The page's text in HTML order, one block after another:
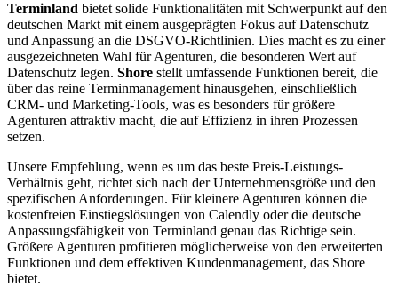
Terminland bietet solide Funktionalitäten mit Schwerpunkt auf den
deutschen Markt mit einem ausgeprägten Fokus auf Datenschutz
und Anpassung an die DSGVO-Richtlinien. Dies macht es zu einer
ausgezeichneten Wahl für Agenturen, die besonderen Wert auf
Datenschutz legen. Shore stellt umfassende Funktionen bereit, die
über das reine Terminmanagement hinausgehen, einschließlich
CRM- und Marketing-Tools, was es besonders für größere
Agenturen attraktiv macht, die auf Effizienz in ihren Prozessen
setzen.
Unsere Empfehlung, wenn es um das beste Preis-Leistungs-
Verhältnis geht, richtet sich nach der Unternehmensgröße und den
spezifischen Anforderungen. Für kleinere Agenturen können die
kostenfreien Einstiegslösungen von Calendly oder die deutsche
Anpassungsfähigkeit von Terminland genau das Richtige sein.
Größere Agenturen profitieren möglicherweise von den erweiterten
Funktionen und dem effektiven Kundenmanagement, das Shore
bietet.